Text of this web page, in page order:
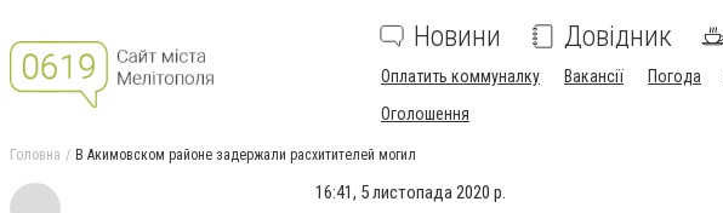
Новини Довідник
Оплатить коммуналку Вакансії Погода
Оголошення
Головна В Акимовском районе задержали расхитителей могил
16:41, 5 листопада 2020 р.